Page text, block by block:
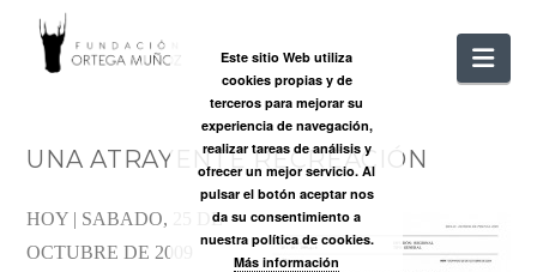
ORTEGA
MUÑOZ
UNA ATRAYENTE RECREACIÓN
HOY | SABADO, 25 DE
OCTUBRE DE 2009
Este sitio Web utiliza
cookies propias y de
terceros para mejorar su
experiencia de navegación,
realizar tareas de análisis y
ofrecer un mejor servicio. Al
pulsar el botón aceptar nos
da su consentimiento a
nuestra política de cookies.
Más información